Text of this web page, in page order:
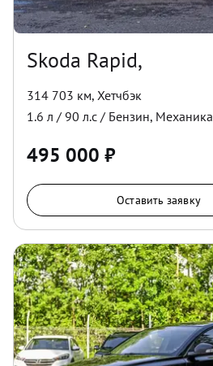
Skoda Rapid,
314 703 км, Хетчбэк
1.6 л / 90 л.с / Бензин, Механика
495 000 ₽
Оставить заявку